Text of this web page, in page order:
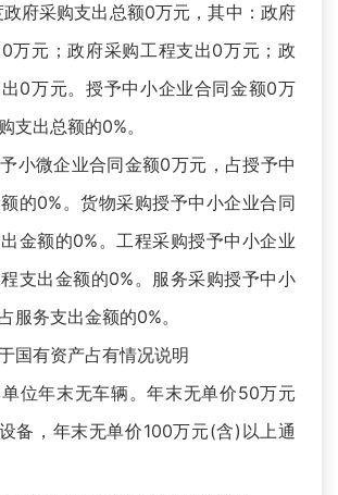
采购支出总额0万元，其中：政府
万元；政府采购工程支出0万元；政
0万元。授予中小企业合同金额0万
支出总额的0%。
微企业合同金额0万元，占授予中
的0%。货物采购授予中小企业合同
金额的0%。工程采购授予中小企业
支出金额的0%。服务采购授予中小
服务支出金额的0%。
有资产占有情况说明
年末无车辆。年末无单价50万元
备，年末无单价100万元(含)以上通